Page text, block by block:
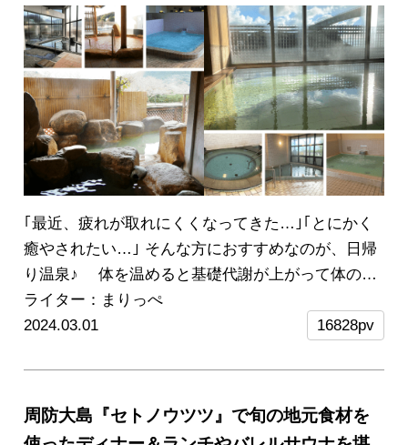
記事内に掲載している浴室の写真は、今回の取材の
ために特別に撮影させていただいたものです。※こ
の記事の情報は2024年6月時点のものです。※2026
年2月に一部料金と営業時間を更新いたしました。
｢最近、疲れが取れにくくなってきた…｣｢とにかく
癒やされたい…｣ そんな方におすすめなのが、日帰
り温泉♪
体を温めると基礎代謝が上がって体の不
調が改善されるし、景色の良い場所でゆっくり過ご
す時間は心の栄養になりますよ♡
そこで今回は、山
す。サウナや露天風呂だけではなく、岩盤浴・家族
意点や温泉についてのQ＆Aもありますので、ぜひ
ライター：まりっぺ
2024.03.01
16828pv
周防大島『セトノウツツ』で旬の地元食材を